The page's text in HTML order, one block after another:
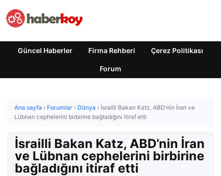
Güncel Haberler Firma Rehberi Çerez Politikası
Forum
Ana sayfa › Forumlar › Dünya › İsrailli Bakan Katz, ABD’nin İran ve
Lübnan cephelerini birbirine bağladığını itiraf etti
İsrailli Bakan Katz, ABD’nin İran
ve Lübnan cephelerini birbirine
bağladığını itiraf etti